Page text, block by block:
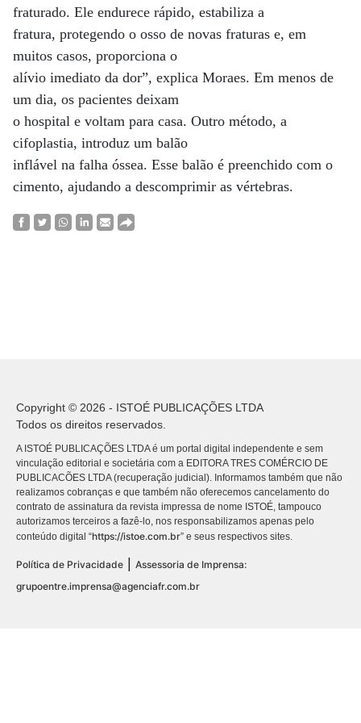
fraturado. Ele endurece rápido, estabiliza a
fratura, protegendo o osso de novas fraturas e, em
muitos casos, proporciona o
alívio imediato da dor”, explica Moraes. Em menos de
um dia, os pacientes deixam
o hospital e voltam para casa. Outro método, a
cifoplastia, introduz um balão
inflável na falha óssea. Esse balão é preenchido com o
cimento, ajudando a descomprimir as vértebras.
Copyright © 2026 - ISTOÉ PUBLICAÇÕES LTDA
Todos os direitos reservados.
A ISTOÉ PUBLICAÇÕES LTDA é um portal digital independente e sem
vinculação editorial e societária com a EDITORA TRES COMÉRCIO DE
PUBLICACÕES LTDA (recuperação judicial). Informamos também que não
realizamos cobranças e que também não oferecemos cancelamento do
contrato de assinatura da revista impressa de nome ISTOÉ, tampouco
autorizamos terceiros a fazê-lo, nos responsabilizamos apenas pelo
conteúdo digital “https://istoe.com.br” e seus respectivos sites.
Política de Privacidade
Assessoria de Imprensa:
grupoentre.imprensa@agenciafr.com.br